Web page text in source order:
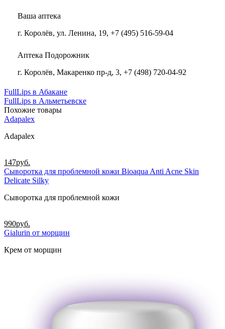
Ваша аптека
г. Королёв, ул. Ленина, 19, +7 (495) 516-59-04
Аптека Подорожник
г. Королёв, Макаренко пр-д, 3, +7 (498) 720-04-92
FullLips в Абакане
FullLips в Альметьевске
Похожие товары
Adapalex
Adapalex
147руб.
Сыворотка для проблемной кожи Bioaqua Anti Acne Skin
Delicate Silky
Сыворотка для проблемной кожи
990руб.
Gialurin от морщин
Крем от морщин